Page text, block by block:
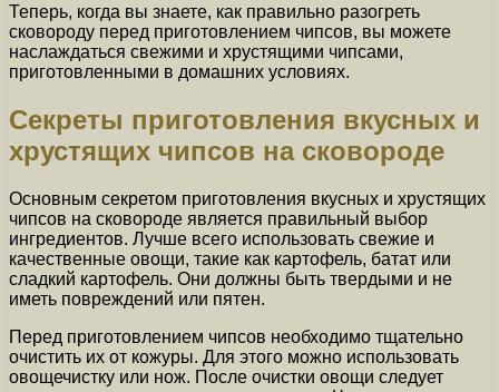
Теперь, когда вы знаете, как правильно разогреть
сковороду перед приготовлением чипсов, вы можете
наслаждаться свежими и хрустящими чипсами,
приготовленными в домашних условиях.
Секреты приготовления вкусных и
хрустящих чипсов на сковороде
Основным секретом приготовления вкусных и хрустящих
чипсов на сковороде является правильный выбор
ингредиентов. Лучше всего использовать свежие и
качественные овощи, такие как картофель, батат или
сладкий картофель. Они должны быть твердыми и не
иметь повреждений или пятен.
Перед приготовлением чипсов необходимо тщательно
очистить их от кожуры. Для этого можно использовать
овощечистку или нож. После очистки овощи следует